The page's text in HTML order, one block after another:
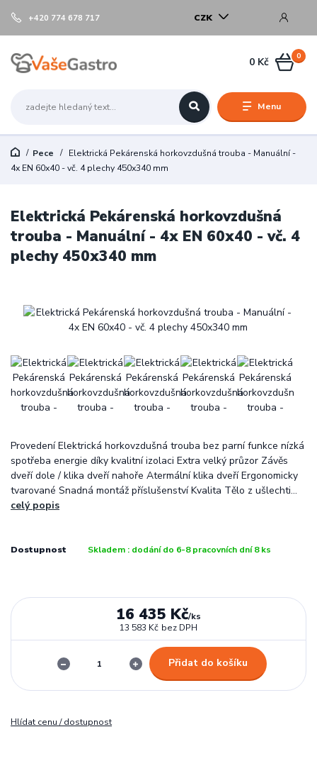
Menu
CZK
+420 774 678 717
0
0 Kč
Pece
Elektrická Pekárenská horkovzdušná trouba - Manuální -
4x EN 60x40 - vč. 4 plechy 450x340 mm
Elektrická Pekárenská horkovzdušná
trouba - Manuální - 4x EN 60x40 - vč. 4
plechy 450x340 mm
Provedení Elektrická horkovzdušná trouba bez parní funkce nízká
spotřeba energie díky kvalitní izolaci Extra velký průzor Závěs
dveří dole / klika dveří nahoře Atermální klika dveří Ergonomicky
tvarované Snadná montáž příslušenství Kvalita Tělo z ušlechti...
celý popis
Dostupnost Skladem : dodání do 6-8 pracovních dní 8 ks
16 435 Kč/ks
13 583 Kč bez DPH
Přidat do košíku
Hlídat cenu / dostupnost